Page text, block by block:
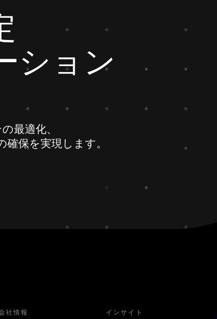
ション
最適化、
保を実現します。
社情報 インサイト